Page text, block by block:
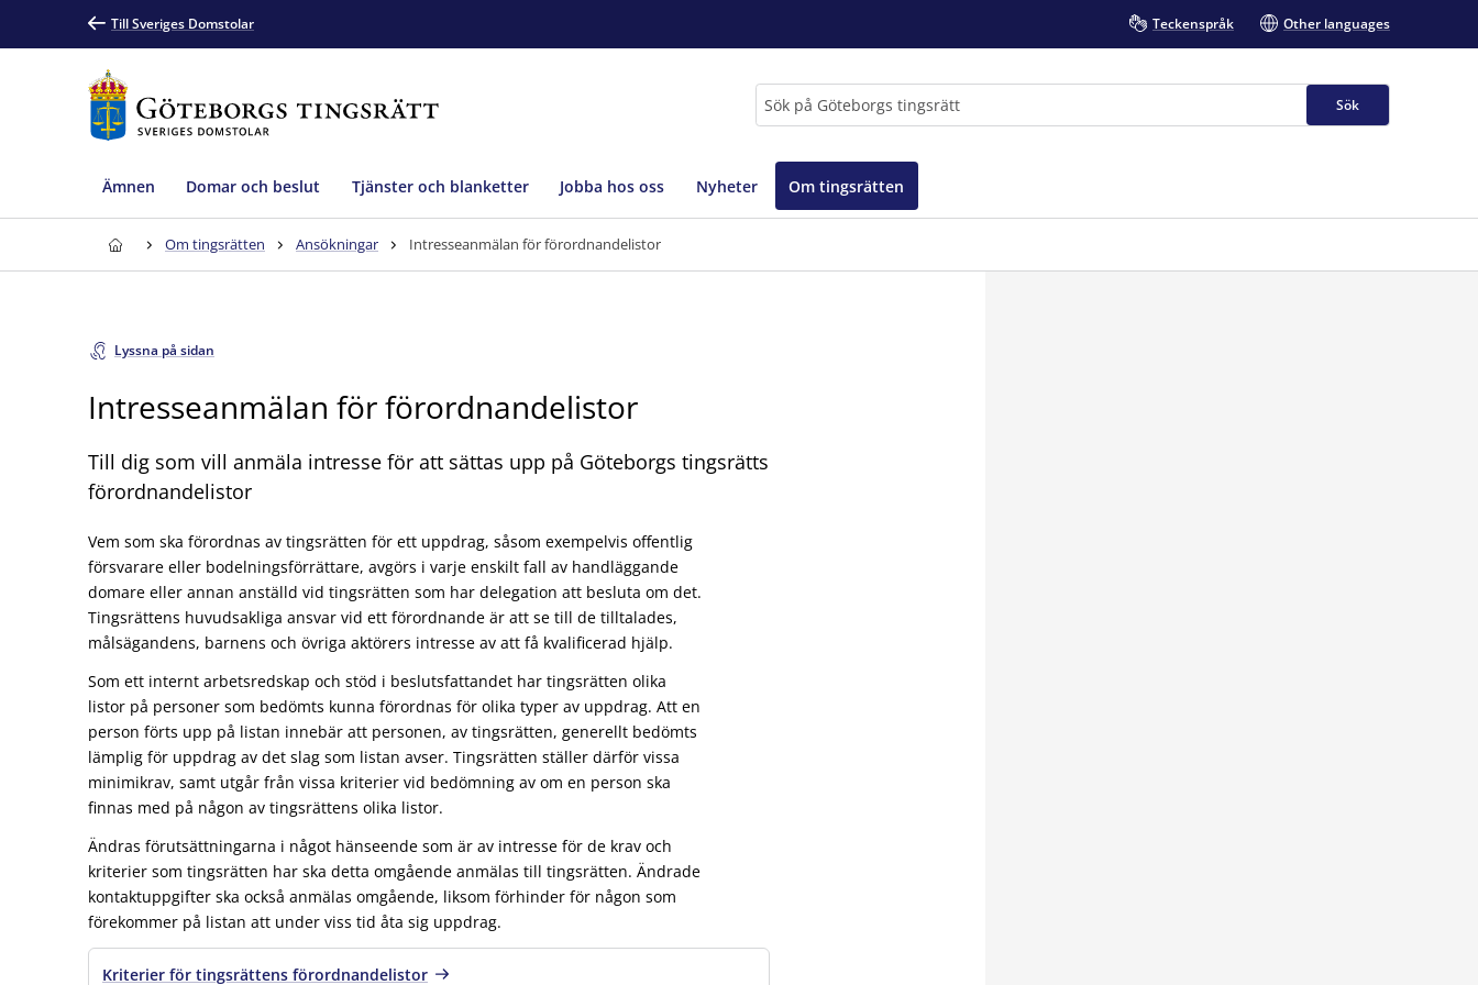
Till Sveriges Domstolar Teckenspråk Other languages
Sök
Ämnen Domar och beslut Tjänster och blanketter Jobba hos oss Nyheter Om tingsrätten
Om tingsrätten Ansökningar Intresseanmälan för förordnandelistor
Lyssna på sidan
Intresseanmälan för förordnandelistor
Till dig som vill anmäla intresse för att sättas upp på Göteborgs tingsrätts
förordnandelistor
Vem som ska förordnas av tingsrätten för ett uppdrag, såsom exempelvis offentlig
försvarare eller bodelningsförrättare, avgörs i varje enskilt fall av handläggande
domare eller annan anställd vid tingsrätten som har delegation att besluta om det.
Tingsrättens huvudsakliga ansvar vid ett förordnande är att se till de tilltalades,
målsägandens, barnens och övriga aktörers intresse av att få kvalificerad hjälp.
Som ett internt arbetsredskap och stöd i beslutsfattandet har tingsrätten olika
listor på personer som bedömts kunna förordnas för olika typer av uppdrag. Att en
person förts upp på listan innebär att personen, av tingsrätten, generellt bedömts
lämplig för uppdrag av det slag som listan avser. Tingsrätten ställer därför vissa
minimikrav, samt utgår från vissa kriterier vid bedömning av om en person ska
finnas med på någon av tingsrättens olika listor.
Ändras förutsättningarna i något hänseende som är av intresse för de krav och
kriterier som tingsrätten har ska detta omgående anmälas till tingsrätten. Ändrade
kontaktuppgifter ska också anmälas omgående, liksom förhinder för någon som
förekommer på listan att under viss tid åta sig uppdrag.
Kriterier för tingsrättens förordnandelistor